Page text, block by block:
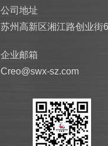
公司地址
苏州高新区湘江路创业街
企业邮箱
Creo@swx-sz.com